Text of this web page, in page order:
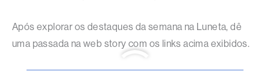
Após explorar os destaques da semana na Luneta, dê
uma passada na web story com os links acima exibidos.